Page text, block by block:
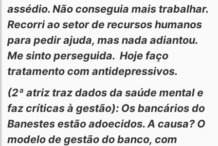
assédio. Não conseguia mais trabalhar.
Recorri ao setor de recursos humanos
para pedir ajuda, mas nada adiantou.
Me sinto perseguida. Hoje faço
tratamento com antidepressivos.
(2ª atriz traz dados da saúde mental e
faz críticas à gestão): Os bancários do
Banestes estão adoecidos. A causa? O
modelo de gestão do banco, com